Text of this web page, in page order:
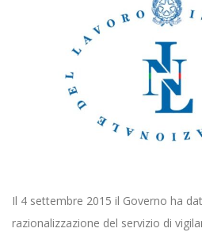
Il 4 settembre 2015 il Governo ha
razionalizzazione del servizio di